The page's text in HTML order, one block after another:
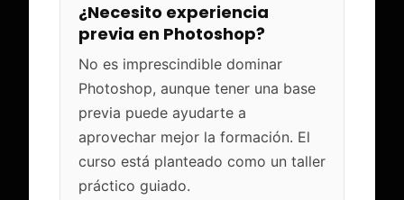
¿Necesito experiencia
previa en Photoshop?
No es imprescindible dominar
Photoshop, aunque tener una base
previa puede ayudarte a
aprovechar mejor la formación. El
curso está planteado como un taller
práctico guiado.